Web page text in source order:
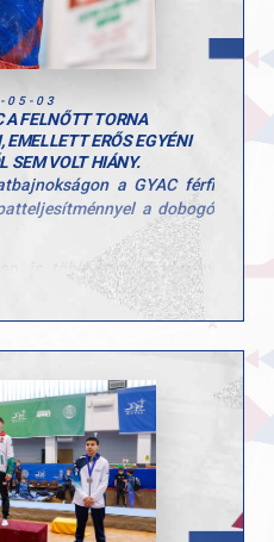
05-03
A FELNŐTT TORNA
ERŐS EGYÉNI
SEM VOLT HIÁNY.
a GYAC férfi
a dobogó
is több szép eredmény
Benedek teljesítménye
is dobogóra állhatott.
1. hely
2. hely
erejét és a versenyzők